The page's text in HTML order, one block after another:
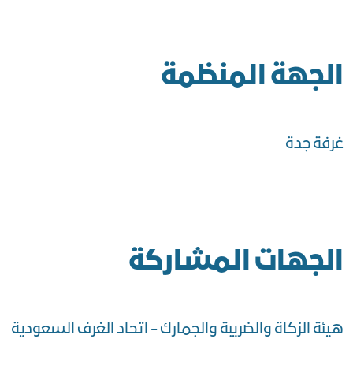
الجهة المنظمة
غرفة جدة
الجهات المشاركة
هيئة الزكاة والضريبة والجمارك - اتحاد الغرف السعودية